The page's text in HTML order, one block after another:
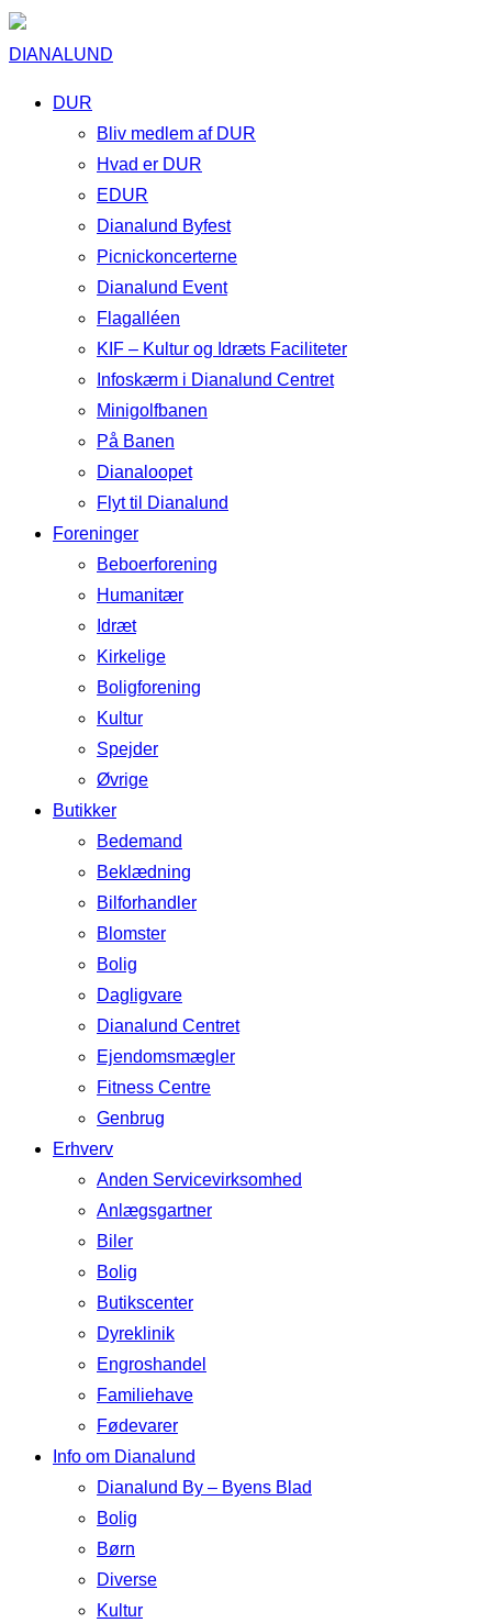
DIANALUND
DUR
Bliv medlem af DUR
Hvad er DUR
EDUR
Dianalund Byfest
Picnickoncerterne
Dianalund Event
Flagalléen
KIF – Kultur og Idræts Faciliteter
Infoskærm i Dianalund Centret
Minigolfbanen
På Banen
Dianaloopet
Flyt til Dianalund
Foreninger
Beboerforening
Humanitær
Idræt
Kirkelige
Boligforening
Kultur
Spejder
Øvrige
Butikker
Bedemand
Beklædning
Bilforhandler
Blomster
Bolig
Dagligvare
Dianalund Centret
Ejendomsmægler
Fitness Centre
Genbrug
Erhverv
Anden Servicevirksomhed
Anlægsgartner
Biler
Bolig
Butikscenter
Dyreklinik
Engroshandel
Familiehave
Fødevarer
Info om Dianalund
Dianalund By – Byens Blad
Bolig
Børn
Diverse
Kultur